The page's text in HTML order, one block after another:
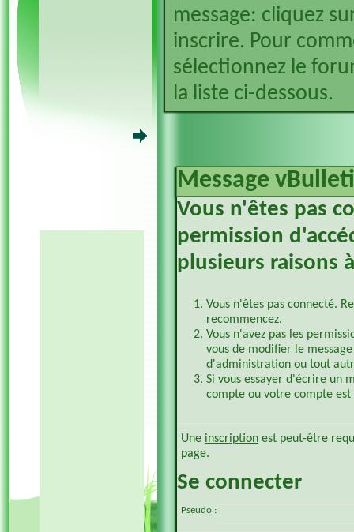
message: cliquez
inscrire. Pour
sélectionnez le
la liste ci-dessous.
Message
Vous n'êtes pas
permission
plusieurs raisons
Vous n'êtes pas connecté.
recommencez.
Vous n'avez pas les
vous de modifier le
d'administration ou tout
Si vous essayer d'écrire un
compte ou votre compte
Une inscription est peut-être
page.
Se connecter
Pseudo :